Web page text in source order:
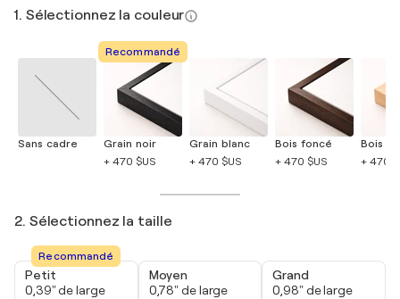
1. Sélectionnez la couleur
Sans cadre
Recommandé
Grain noir
+ 470 $US
Grain blanc
+ 470 $US
Bois foncé
+ 470 $US
Bois
+ 470
2. Sélectionnez la taille
Recommandé
Petit
0,39" de large
Moyen
0,78" de large
Grand
0,98" de large